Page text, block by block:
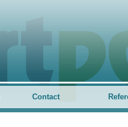
Contact